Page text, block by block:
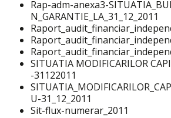
Rap-adm-anexa3-
N_GARANTIE_LA_31_12_2011
SITUATIA MODIFICARILOR
-31122011
U-31_12_2011
Sit-flux-numerar_2011